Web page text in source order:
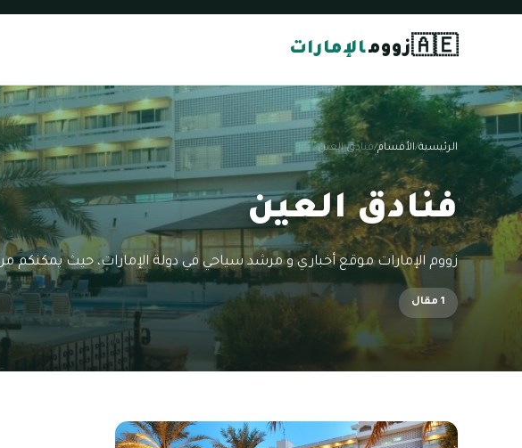
🇦🇪زوومالإمارات
الرئيسية/الأقسام/فنادق العين
فنادق العين
زووم الإمارات موقع أخباري و مرشد سياحي في دولة الإمارات، حيث يمكنكم من
1 مقال